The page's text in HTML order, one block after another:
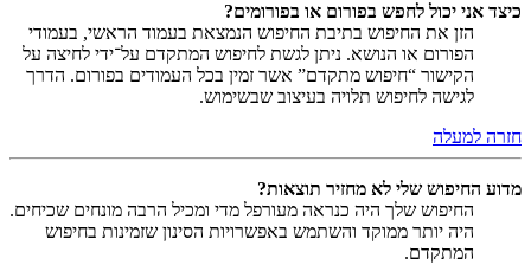
כיצד אני יכול לחפש בפורום או בפורומים?
הזן את החיפוש בתיבת החיפוש הנמצאת בעמוד הראשי, בעמודי
הפורום או הנושא. ניתן לגשת לחיפוש המתקדם על־ידי לחיצה על
הקישור “חיפוש מתקדם” אשר זמין בכל העמודים בפורום. הדרך
לגישה לחיפוש תלויה בעיצוב שבשימוש.
חזרה למעלה
מדוע החיפוש שלי לא מחזיר תוצאות?
החיפוש שלך היה כנראה מעורפל מדי ומכיל הרבה מונחים שכיחים.
היה יותר ממוקד והשתמש באפשרויות הסינון שזמינות בחיפוש
המתקדם.